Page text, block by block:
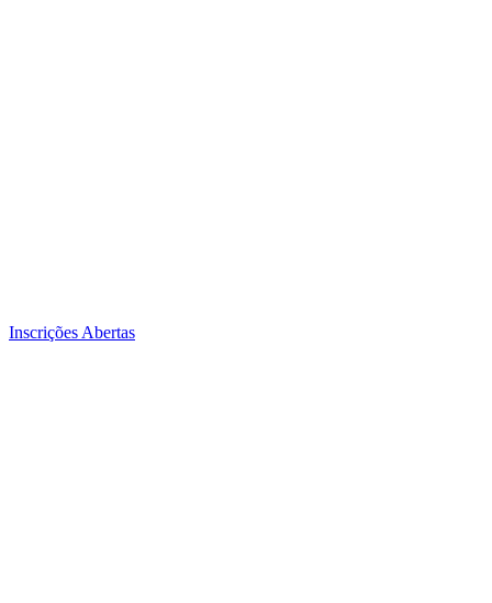
Inscrições Abertas